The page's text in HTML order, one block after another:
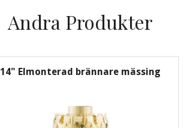
Andra Produkter
14" Elmonterad brännare mässing